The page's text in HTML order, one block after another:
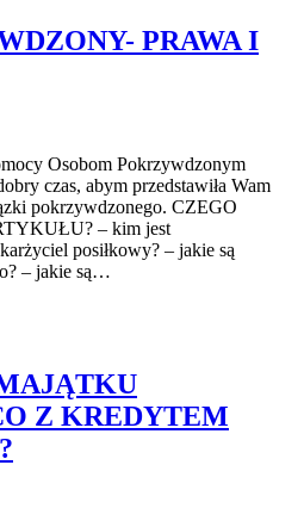
PRAWA I
Osobom Pokrzywdzonym
czas, abym przedstawiła Wam
pokrzywdzonego. CZEGO
– kim jest
posiłkowy? – jakie są
– jakie są…
Z KREDYTEM